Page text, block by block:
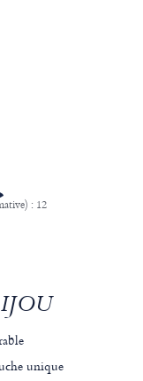
: 12
unique